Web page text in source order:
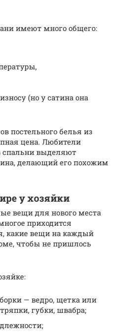
имеют много общего:
(но у сатина она
постельного белья из
цена. Любители
спальни выделяют
делающий его похожим
у хозяйки
вещи для нового места
приходится
какие вещи на каждый
чтобы не пришлось
— ведро, щетка или
губки, швабра;